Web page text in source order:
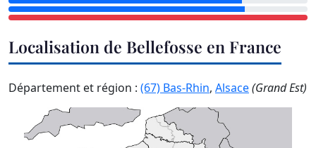
Localisation de Bellefosse en France
Département et région : (67) Bas-Rhin, Alsace(Grand Est)